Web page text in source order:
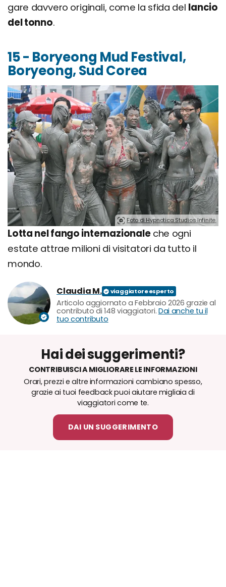
gare davvero originali, come la sfida del lancio
del tonno.
15 - Boryeong Mud Festival,
Boryeong, Sud Corea
Foto di Hypnotica Studios Infinite.
Lotta nel fango internazionaleche ogni
estate attrae milioni di visitatori da tutto il
mondo.
Claudia M.
Articolo aggiornato a Febbraio 2026 grazie al
contributo di 148 viaggiatori. Dai anche tu il
tuo contributo
Hai dei suggerimenti?
CONTRIBUISCI A MIGLIORARE LE INFORMAZIONI
Orari, prezzi e altre informazioni cambiano spesso,
grazie ai tuoi feedback puoi aiutare migliaia di
viaggiatori come te.
DAI UN SUGGERIMENTO